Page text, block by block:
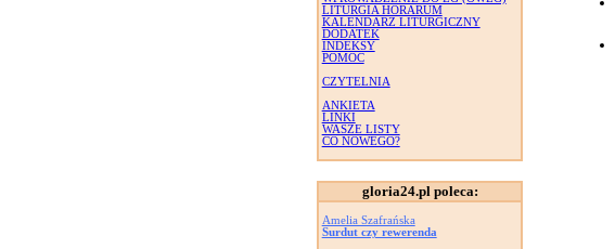
LITURGIA HORARUM
KALENDARZ LITURGICZNY
DODATEK
INDEKSY
POMOC
CZYTELNIA
ANKIETA
LINKI
WASZE LISTY
CO NOWEGO?
gloria24.pl poleca:
Amelia Szafrańska
Surdut czy rewerenda